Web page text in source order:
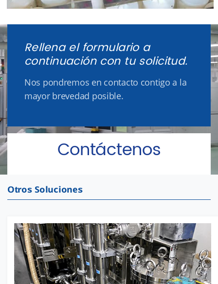
Rellena el formulario a
continuación con tu solicitud.
Nos pondremos en contacto contigo a la
mayor brevedad posible.
Contáctenos
Otros Soluciones